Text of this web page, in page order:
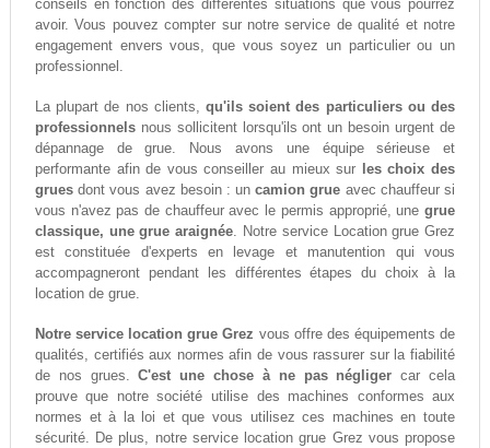
conseils en fonction des différentes situations que vous pourrez
avoir. Vous pouvez compter sur notre service de qualité et notre
engagement envers vous, que vous soyez un particulier ou un
professionnel.
La plupart de nos clients, qu'ils soient des particuliers ou des
professionnelsnous sollicitent lorsqu'ils ont un besoin urgent de
dépannage de grue. Nous avons une équipe sérieuse et
performante afin de vous conseiller au mieux sur
les choix des
gruesdont vous avez besoin : uncamion grue avec chauffeur si
vous n'avez pas de chauffeur avec le permis approprié, unegrue
classique, une grue araignée. Notre service Location grue Grez
est constituée d'experts en levage et manutention qui vous
accompagneront pendant les différentes étapes du choix à la
location de grue.
Notre service location grue Grez vous offre des équipements de
qualités, certifiés aux normes afin de vous rassurer sur la fiabilité
de nos grues.C'est une chose à ne pas négliger car cela
prouve que notre société utilise des machines conformes aux
normes et à la loi et que vous utilisez ces machines en toute
sécurité. De plus, notre service location grue Grez vous propose